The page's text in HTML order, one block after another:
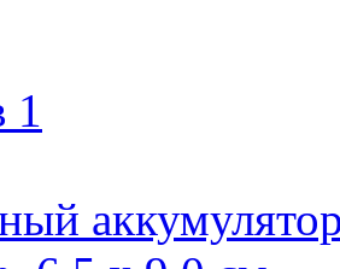
1